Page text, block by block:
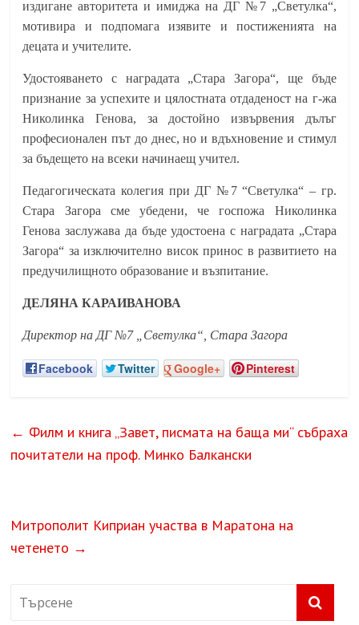
издигане авторитета и имиджа на ДГ №7 „Светулка“,
мотивира и подпомага изявите и постиженията на
децата и учителите.
Удостояването с наградата „Стара Загора“, ще бъде
признание за успехите и цялостната отдаденост на г-жа
Николинка Генова, за достойно извървения дълъг
професионален път до днес, но и вдъхновение и стимул
за бъдещето на всеки начинаещ учител.
Педагогическата колегия при ДГ №7 “Светулка“ – гр.
Стара Загора сме убедени, че госпожа Николинка
Генова заслужава да бъде удостоена с наградата „Стара
Загора“ за изключително висок принос в развитието на
предучилищното образование и възпитание.
ДЕЛЯНА КАРАИВАНОВА
Директор на ДГ №7 „Светулка“, Стара Загора
Facebook Twitter Google+ Pinterest
← Филм и книга „Завет, писмата на баща ми“ събраха
почитатели на проф. Минко Балкански
Митрополит Киприан участва в Маратона на
четенето →